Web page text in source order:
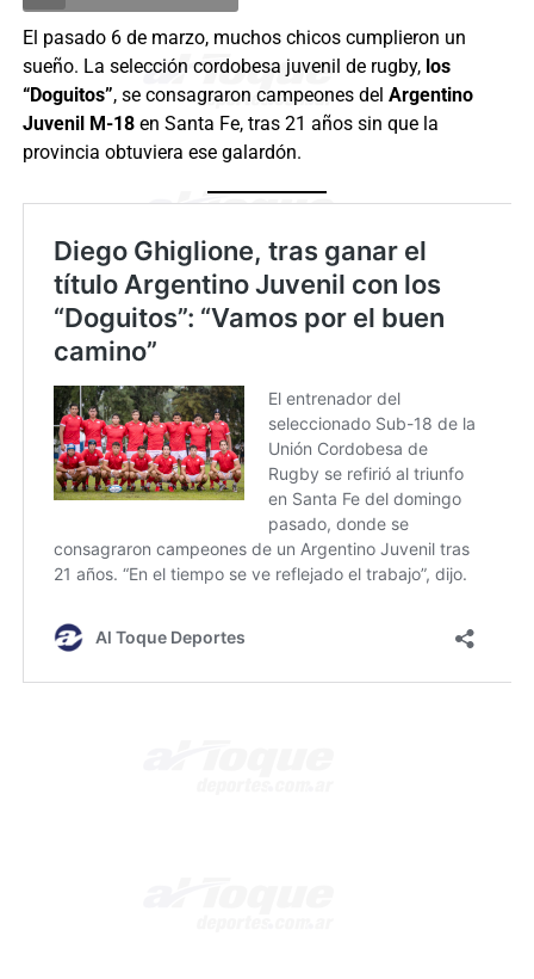
El pasado 6 de marzo, muchos chicos cumplieron un
sueño. La selección cordobesa juvenil de rugby, los
“Doguitos”, se consagraron campeones del Argentino
Juvenil M-18 en Santa Fe, tras 21 años sin que la
provincia obtuviera ese galardón.